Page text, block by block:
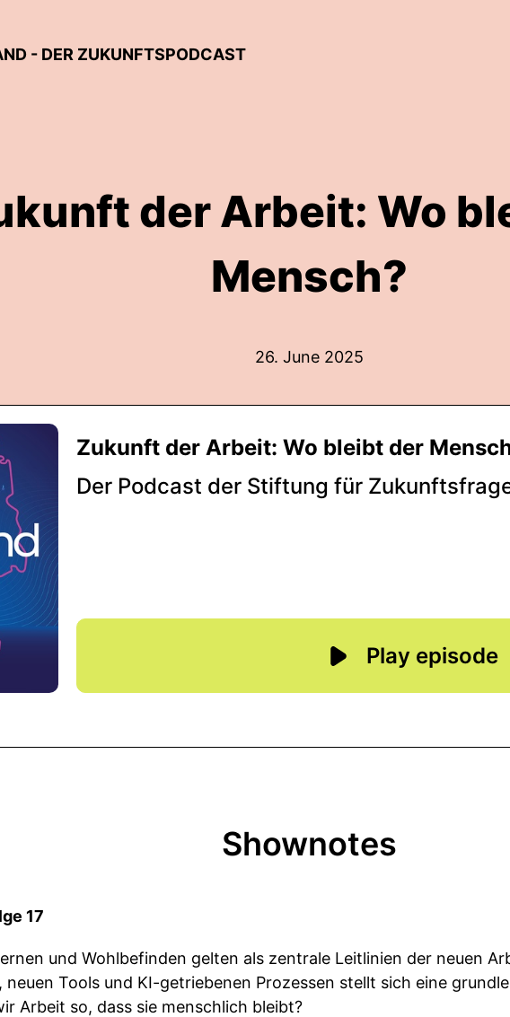
- DER ZUKUNFTSPODCAST
der Arbeit: Wo
Mensch?
26. June 2025
Shownotes
17
und Wohlbefinden gelten als zentrale Leitlinien der neuen
neuen Tools und KI-getriebenen Prozessen stellt sich eine
Arbeit so, dass sie menschlich bleibt?